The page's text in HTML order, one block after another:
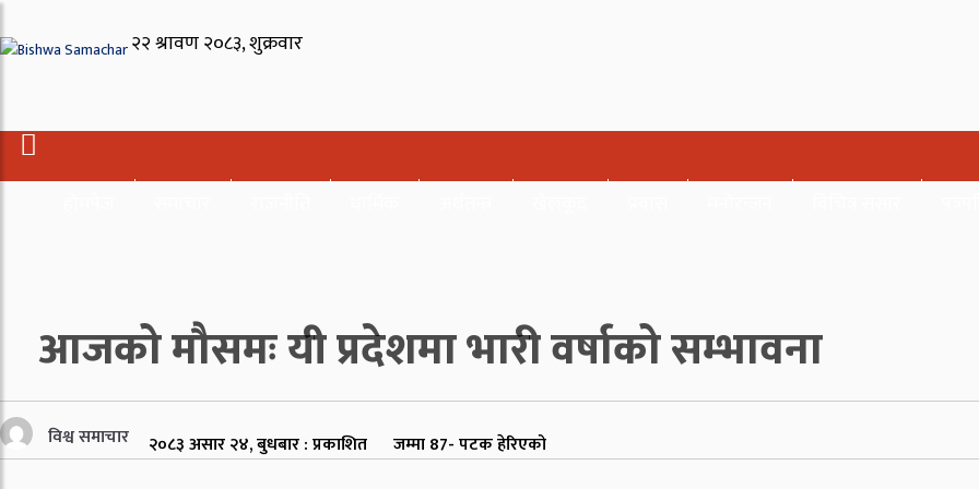
आजको मौसमः यी प्रदेशमा भारी वर्षाको सम्भावना
विश्व समाचार २०८३ असार २४, बुधबार : प्रकाशित जम्मा87- पटक हेरिएको